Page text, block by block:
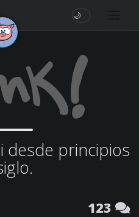
🌙
desde principios
123